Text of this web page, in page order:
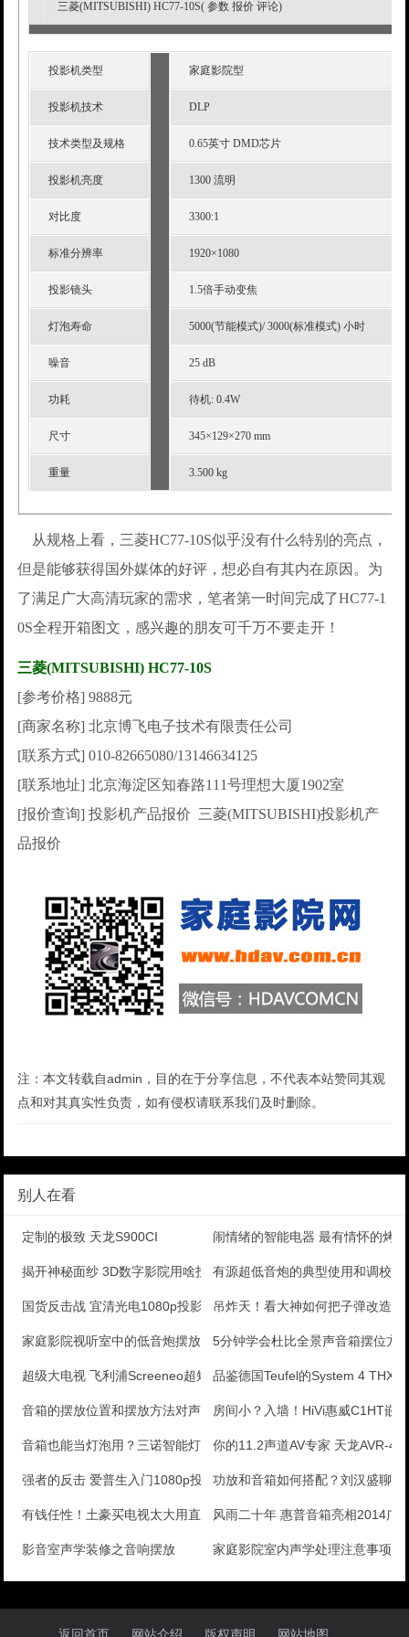
三菱(MITSUBISHI) HC77-10S( 参数 报价 评论)
投影机类型 家庭影院型
投影机技术 DLP
技术类型及规格 0.65英寸 DMD芯片
投影机亮度 1300 流明
对比度 3300:1
标准分辨率 1920×1080
投影镜头 1.5倍手动变焦
灯泡寿命 5000(节能模式)/ 3000(标准模式) 小时
噪音 25 dB
功耗 待机: 0.4W
尺寸 345×129×270 mm
重量 3.500 kg
从规格上看，三菱HC77-10S似乎没有什么特别的亮点，
但是能够获得国外媒体的好评，想必自有其内在原因。为
了满足广大高清玩家的需求，笔者第一时间完成了HC77-1
0S全程开箱图文，感兴趣的朋友可千万不要走开！
三菱(MITSUBISHI) HC77-10S
[参考价格] 9888元
[商家名称] 北京博飞电子技术有限责任公司
[联系方式] 010-82665080/13146634125
[联系地址] 北京海淀区知春路111号理想大厦1902室
[报价查询] 投影机产品报价 三菱(MITSUBISHI)投影机产
品报价
注：本文转载自admin，目的在于分享信息，不代表本站赞同其观
点和对其真实性负责，如有侵权请联系我们及时删除。
别人在看
定制的极致 天龙S900CI 闹情绪的智能电器 最有情怀的烤
揭开神秘面纱 3D数字影院用啥投影机?有源超低音炮的典型使用和调校详
国货反击战 宜清光电1080p投影机评测吊炸天！看大神如何把子弹改造成
家庭影院视听室中的低音炮摆放知识5分钟学会杜比全景声音箱摆位方
超级大电视 飞利浦Screeneo超短焦投影机测评品鉴德国Teufel的System 4 THX
音箱的摆放位置和摆放方法对声音的影响房间小？入墙！HiVi惠威C1HT嵌
音箱也能当灯泡用？三诺智能灯光蓝牙音箱评测你的11.2声道AV专家 天龙AVR-
强者的反击 爱普生入门1080p投影评测功放和音箱如何搭配？刘汉盛聊英
有钱任性！土豪买电视太大用直升机搬进客厅风雨二十年 惠普音箱亮相2014广
影音室声学装修之音响摆放 家庭影院室内声学处理注意事项八
返回首页 网站介绍 版权声明 网站地图